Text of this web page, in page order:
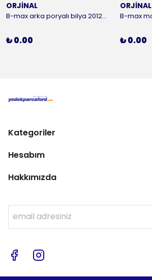
ORJİNAL
B-max arka poryalı bilya 2012-2016 ORJİNAL
₺ 0.00
ORJİNAL
₺ 0.00
Kategoriler
Hesabım
Hakkımızda